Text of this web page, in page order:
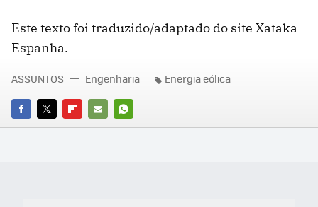
Este texto foi traduzido/adaptado do site Xataka
Espanha.
FACEBOOK
TWITTERFLIPBOARD
E-
WHATSAPP
ASSUNTOS Engenharia Energia eólica